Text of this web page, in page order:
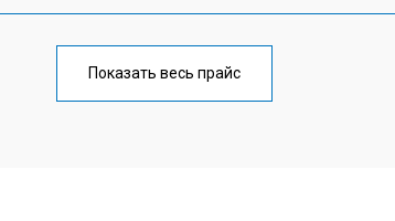
от 60 мин
Показать весь прайс